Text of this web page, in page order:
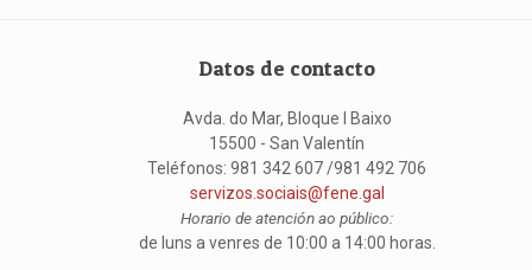
Datos de contacto
Avda. do Mar, Bloque I Baixo
15500 - San Valentín
Teléfonos: 981 342 607 /981 492 706
servizos.sociais@fene.gal
Horario de atención ao público:
de luns a venres de 10:00 a 14:00 horas.